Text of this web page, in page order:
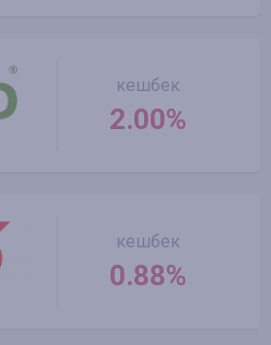
кешбек
2.00%
кешбек
0.88%